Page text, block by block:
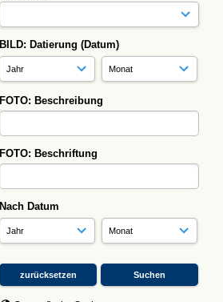
BILD: Datierung (Datum)
FOTO: Beschreibung
FOTO: Beschriftung
Nach Datum